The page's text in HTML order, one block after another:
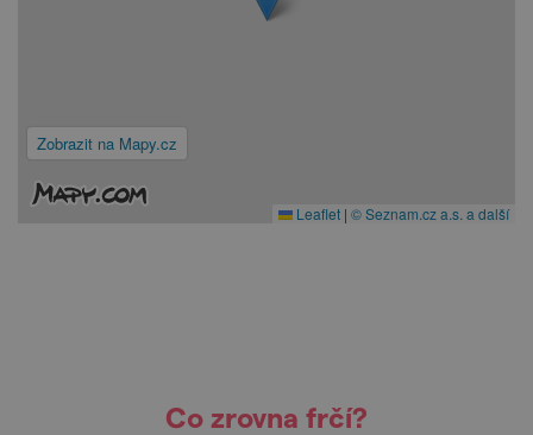
Zobrazit na Mapy.cz
Leaflet | © Seznam.cz a.s. a další
Co zrovna frčí?